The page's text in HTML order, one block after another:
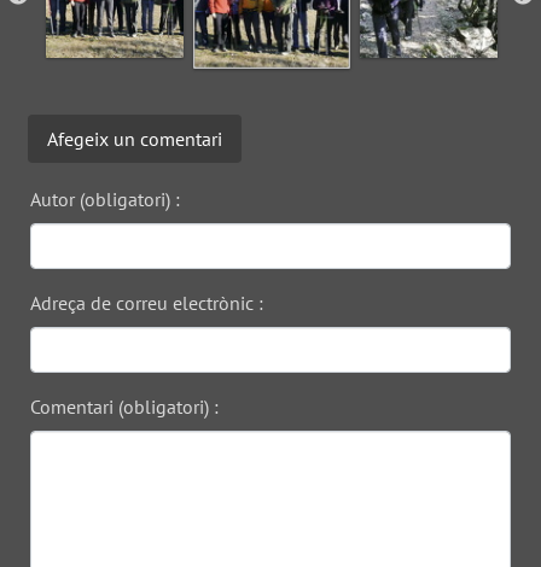
Afegeix un comentari
Autor (obligatori) :
Adreça de correu electrònic :
Comentari (obligatori) :